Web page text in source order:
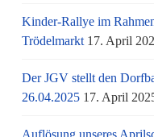
Kinder-Rallye im
Trödelmarkt 17. April
Der JGV stellt den
26.04.2025 17. April
Auflösung unseres